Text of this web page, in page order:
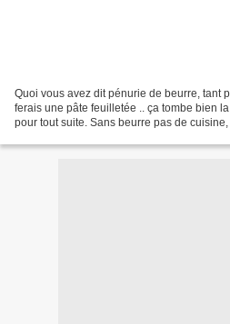
Quoi vous avez dit pénurie de beurre, tant
ferais une pâte feuilletée .. ça tombe bien
pour tout suite. Sans beurre pas de